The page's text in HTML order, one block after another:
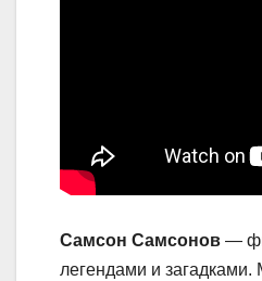
Самсон Самсонов —
легендами и загадками.